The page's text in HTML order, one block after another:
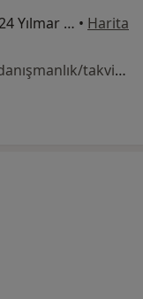
Karaman Mah. Söğüt Sokak, No:24 Yılmar Plaza Kat:4 D:31, Bursa • Harita
Bu uzman ilgili adres için online danışmanlık/takvim sunmuyor.